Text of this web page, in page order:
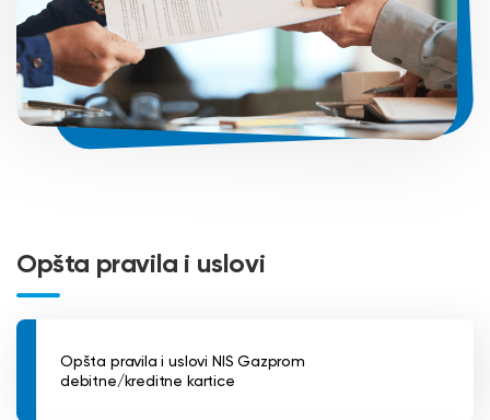
Opšta pravila i uslovi
Opšta pravila i uslovi NIS Gazprom
debitne/kreditne kartice